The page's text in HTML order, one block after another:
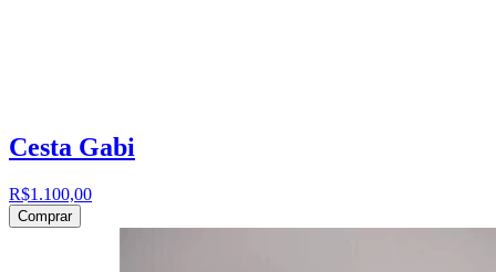
Cesta Gabi
R$1.100,00
Comprar